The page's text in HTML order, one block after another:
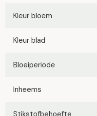
Kleur bloem
Kleur blad
Bloeiperiode
Inheems
Stikstofbehoefte